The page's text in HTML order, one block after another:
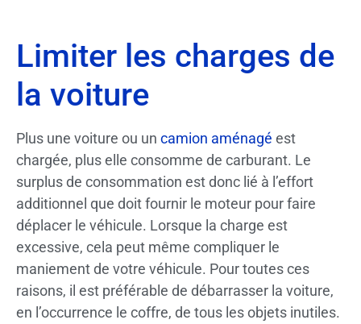
Limiter les charges de
la voiture
Plus une voiture ou un camion aménagé est
chargée, plus elle consomme de carburant. Le
surplus de consommation est donc lié à l’effort
additionnel que doit fournir le moteur pour faire
déplacer le véhicule. Lorsque la charge est
excessive, cela peut même compliquer le
maniement de votre véhicule. Pour toutes ces
raisons, il est préférable de débarrasser la voiture,
en l’occurrence le coffre, de tous les objets inutiles.